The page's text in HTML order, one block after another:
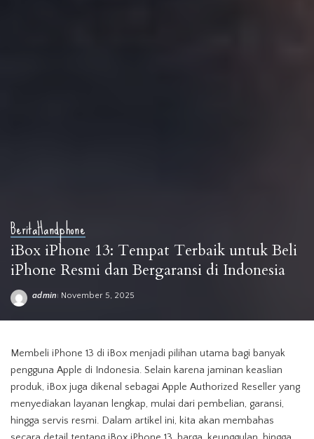
BeritaHandphone
iBox iPhone 13: Tempat Terbaik untuk Beli
iPhone Resmi dan Bergaransi di Indonesia
admin November 5, 2025
Membeli iPhone 13 di iBox menjadi pilihan utama bagi banyak
pengguna Apple di Indonesia. Selain karena jaminan keaslian
produk, iBox juga dikenal sebagai Apple Authorized Reseller yang
menyediakan layanan lengkap, mulai dari pembelian, garansi,
hingga servis resmi. Dalam artikel ini, kita akan membahas